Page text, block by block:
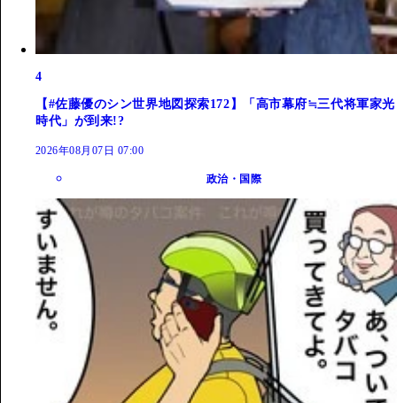
4
【#佐藤優のシン世界地図探索172】「高市幕府≒三代将軍家光
時代」が到来!?
2026年08月07日 07:00
政治・国際